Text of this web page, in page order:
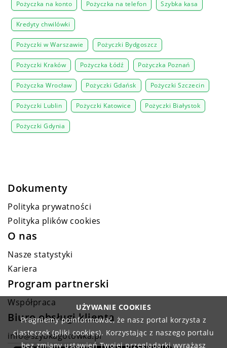
Pożyczka na konto Pożyczka na telefon Szybka kasa
Kredyty chwilówki
Pożyczki w Warszawie Pożyczki Bydgoszcz
Pożyczki Kraków Pożyczka Łódź Pożyczka Poznań
Pożyczka Wrocław Pożyczki Gdańsk Pożyczki Szczecin
Pożyczki Lublin Pożyczki Katowice Pożyczki Białystok
Pożyczki Gdynia
Dokumenty
Polityka prywatności
Polityka plików cookies
O nas
Nasze statystyki
Kariera
Program partnerski
Współpraca
Biuro obsługi klienta
info@szybkagotowka.pl
UŻYWANIE COOKIES
Pragniemy poinformować, że nasz portal korzysta z
ciasteczek (pliki cookies). Korzystając z naszego portalu
bez zmiany ustawień Twojej przeglądarki wyrażasz